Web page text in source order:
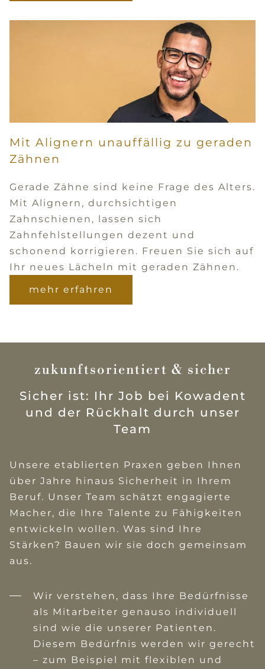
Mit Alignern unauffällig zu geraden
Zähnen
Gerade Zähne sind keine Frage des Alters.
Mit Alignern, durchsichtigen
Zahnschienen, lassen sich
Zahnfehlstellungen dezent und
schonend korrigieren. Freuen Sie sich auf
Ihr neues Lächeln mit geraden Zähnen.
mehr erfahren
zukunftsorientiert & sicher
Sicher ist: Ihr Job bei Kowadent
und der Rückhalt durch unser
Team
Unsere etablierten Praxen geben Ihnen
über Jahre hinaus Sicherheit in Ihrem
Beruf. Unser Team schätzt engagierte
Macher, die Ihre Talente zu Fähigkeiten
entwickeln wollen. Was sind Ihre
Stärken? Bauen wir sie doch gemeinsam
aus.
Wir verstehen, dass Ihre Bedürfnisse
als Mitarbeiter genauso individuell
sind wie die unserer Patienten.
Diesem Bedürfnis werden wir gerecht
– zum Beispiel mit flexiblen und